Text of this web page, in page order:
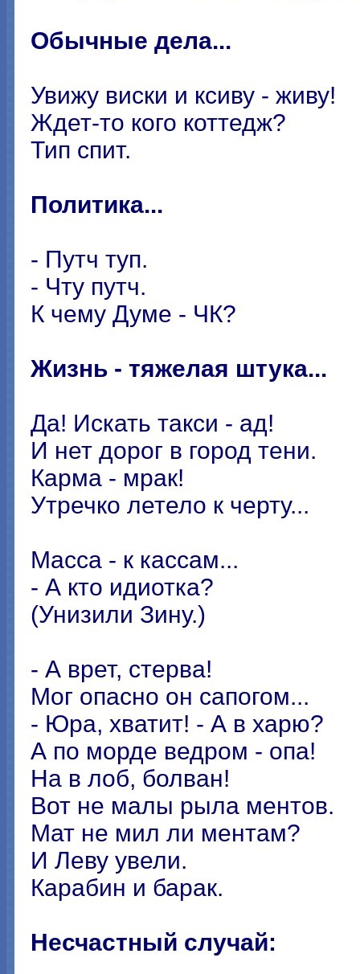
Обычные дела...
Увижу виски и ксиву - живу!
Ждет-то кого коттедж?
Тип спит.
Политика...
- Путч туп.
- Чту путч.
К чему Думе - ЧК?
Жизнь - тяжелая штука...
Да! Искать такси - ад!
И нет дорог в город тени.
Карма - мрак!
Утречко летело к черту...
Масса - к кассам...
- А кто идиотка?
(Унизили Зину.)
- А врет, стерва!
Мог опасно он сапогом...
- Юра, хватит! - А в харю?
А по морде ведром - опа!
На в лоб, болван!
Вот не малы рыла ментов.
Мат не мил ли ментам?
И Леву увели.
Карабин и барак.
Несчастный случай: